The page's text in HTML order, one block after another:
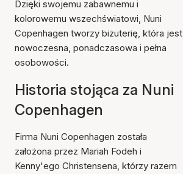
Dzięki swojemu zabawnemu i
kolorowemu wszechświatowi, Nuni
Copenhagen tworzy biżuterię, która jest
nowoczesna, ponadczasowa i pełna
osobowości.
Historia stojąca za Nuni
Copenhagen
Firma Nuni Copenhagen została
założona przez Mariah Fodeh i
Kenny'ego Christensena, którzy razem